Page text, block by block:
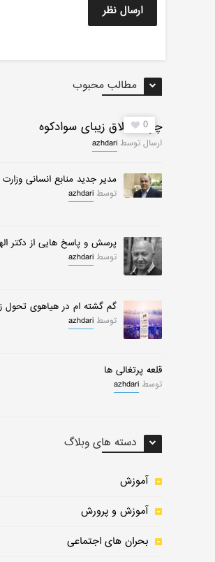
مطالب محبوب
0
چرات ییلاق زیبای سوادکوه
ارسال توسطazhdari
مدیر جدید منابع انسانی
توسطazhdari
پرسش و پاسخ هایی از دکتر
توسطazhdari
گم گشته ام در هیاهوی تحول
توسطazhdari
قلعه پرتغالی ها
توسطazhdari
دسته های وبلاگ
آموزش
آموزش و پرورش
بحران های اجتماعی